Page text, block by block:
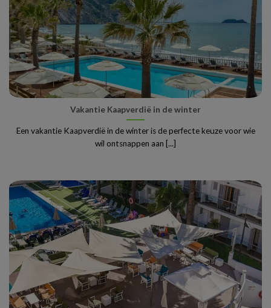
Vakantie Kaapverdië in de winter
Een vakantie Kaapverdië in de winter is de perfecte keuze voor wie
wil ontsnappen aan [...]